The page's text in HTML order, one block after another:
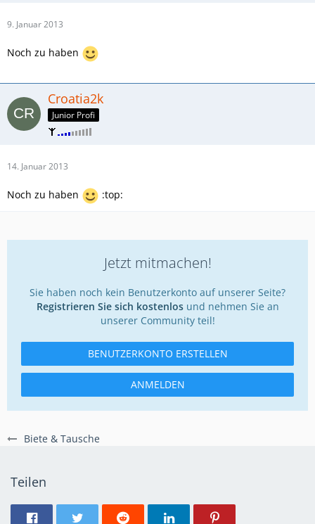
Biete & Tausche
9. Januar 2013
Noch zu haben
Croatia2k
Junior Profi
14. Januar 2013
Noch zu haben :top:
Jetzt mitmachen!
Sie haben noch kein Benutzerkonto auf unserer Seite?
Registrieren Sie sich kostenlosund nehmen Sie an
unserer Community teil!
BENUTZERKONTO ERSTELLEN
ANMELDEN
Teilen